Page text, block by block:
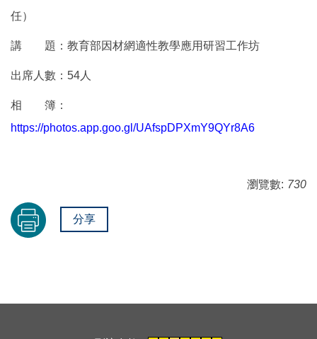
任）
講 題：教育部因材網適性教學應用研習工作坊
出席人數：54人
相 簿：
https://photos.app.goo.gl/UAfspDPXmY9QYr8A6
瀏覽數: 730
分享